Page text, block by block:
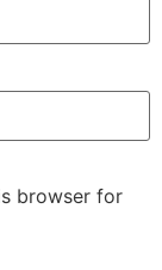
browser for